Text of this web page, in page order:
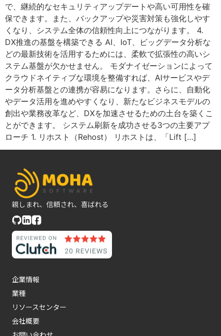
で、継続的なセキュリティアップデートや高い可用性を確
保できます。また、バックアップや災害対策も強化しやす
くなり、システム全体の信頼性向上につながります。 4.
DX推進の基盤を構築できる AI、IoT、ビッグデータ分析な
どの最新技術を活用するためには、柔軟で拡張性の高いシ
ステム基盤が欠かせません。 モダナイゼーションによって
クラウドネイティブな環境を整備すれば、AIサービスやデ
ータ分析基盤との連携が容易になります。さらに、自動化
やデータ活用を進めやすくなり、新たなビジネスモデルの
創出や業務改革など、DXを加速させるための土台を築くこ
とができます。 システム刷新を成功させる3つの主要アプ
ローチ 1. リホスト（Rehost） リホストは、「Lift […]
親しまれ、信頼され、喜ばれる
企業情報
業種
リソースセンター
会社概要